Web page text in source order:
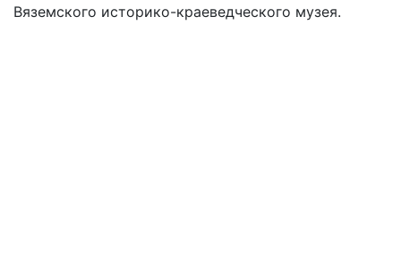
Вяземского историко-краеведческого музея.